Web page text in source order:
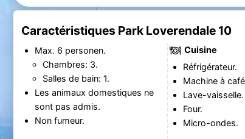
Caractéristiques Park Loverendale 10
Max. 6 personen.
Chambres: 3.
Salles de bain: 1.
Les animaux domestiques ne
sont pas admis.
Non fumeur.
Cuisine
Réfrigérateur.
Machine à
Lave-vaisselle.
Four.
Micro-ondes.